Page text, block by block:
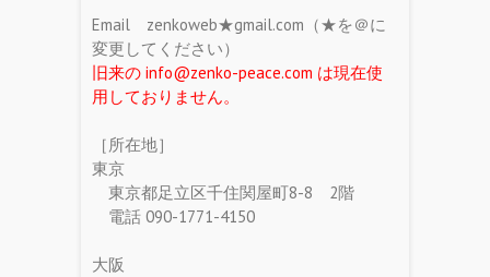
Email zenkoweb★gmail.com（★を＠に
変更してください）
旧来の info@zenko-peace.com は現在使
用しておりません。
［所在地］
東京
東京都足立区千住関屋町8-8 2階
電話 090-1771-4150
大阪